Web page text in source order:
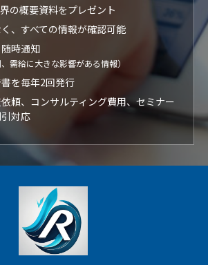
の概要資料をプレゼント
、すべての情報が確認可能
時通知
、需給に大きな影響がある情報）
を毎年2回発行
頼、コンサルティング費用、セミナー
対応